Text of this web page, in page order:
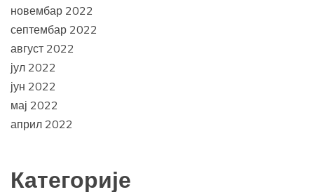
новембар 2022
септембар 2022
август 2022
јул 2022
јун 2022
мај 2022
април 2022
Категорије